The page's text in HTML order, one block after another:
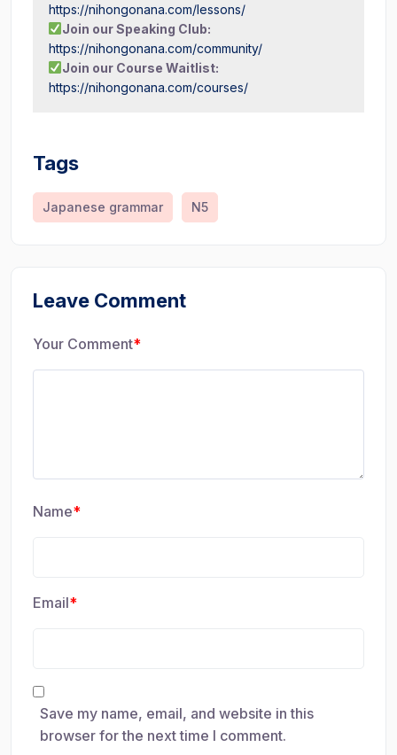
https://nihongonana.com/lessons/
Join our Speaking Club:
https://nihongonana.com/community/
Join our Course Waitlist:
https://nihongonana.com/courses/
Tags
Japanese grammar N5
Leave Comment
Your Comment*
Name*
Email*
Save my name, email, and website in this
browser for the next time I comment.